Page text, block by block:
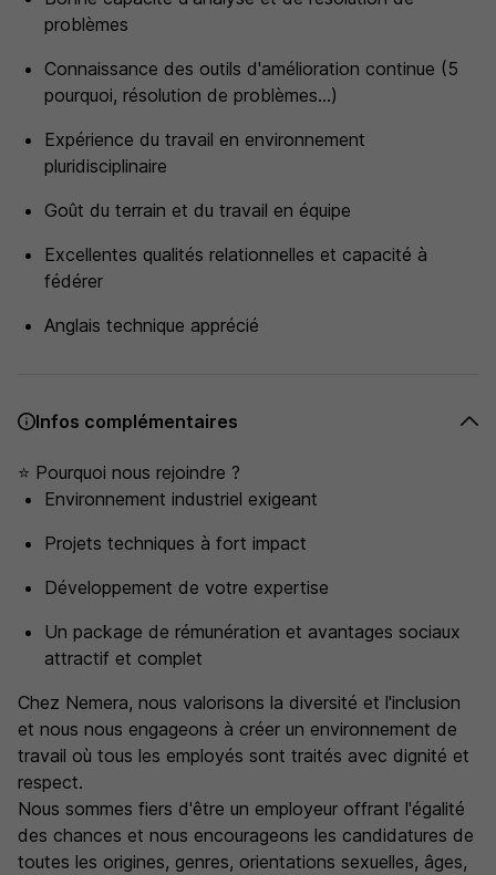
problèmes
Connaissance des outils d'amélioration continue (5
pourquoi, résolution de problèmes...)
Expérience du travail en environnement
pluridisciplinaire
Goût du terrain et du travail en équipe
Excellentes qualités relationnelles et capacité à
fédérer
Anglais technique apprécié
Infos complémentaires
⭐ Pourquoi nous rejoindre ?
Environnement industriel exigeant
Projets techniques à fort impact
Développement de votre expertise
Un package de rémunération et avantages sociaux
attractif et complet
Chez Nemera, nous valorisons la diversité et l'inclusion
et nous nous engageons à créer un environnement de
travail où tous les employés sont traités avec dignité et
respect.
Nous sommes fiers d'être un employeur offrant l'égalité
des chances et nous encourageons les candidatures de
toutes les origines, genres, orientations sexuelles, âges,